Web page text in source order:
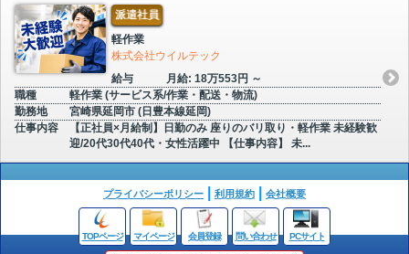
派遣社員
軽作業
株式会社ウイルテック
給与
月給: 18万553円 ～
職種
軽作業 (サービス系/作業・配送・物流)
勤務地
宮崎県延岡市 (日豊本線延岡)
仕事内容
【正社員×月給制】日勤のみ 座りのバリ取り・軽作業 未経験歓
迎/20代30代40代・女性活躍中 【仕事内容】 未...
プライバシーポリシー 利用規約 会社概要
TOPページ マイページ 会員登録 問い合わせ PCサイト